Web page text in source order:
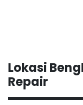
Lokasi
Repair